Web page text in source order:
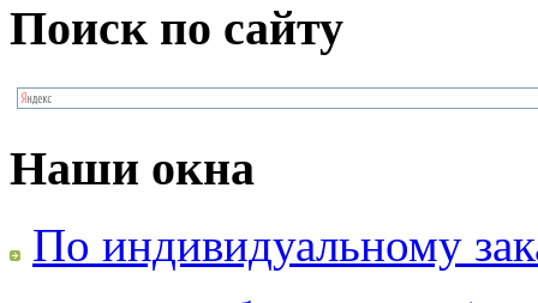
Поиск по сайту
Наши окна
По индивидуальному